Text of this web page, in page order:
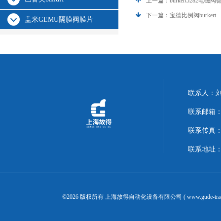
盖米GEMU隔膜阀膜片
下一篇： 宝德比例阀burkert
联系人：
联系邮箱
联系传真
联系地址
©2026 版权所有 上海故得自动化设备有限公司 ( www.gude-